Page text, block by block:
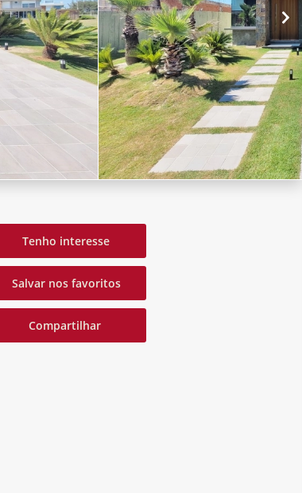
Tenho interesse
Salvar nos favoritos
Compartilhar